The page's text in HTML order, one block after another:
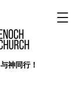
神同行！